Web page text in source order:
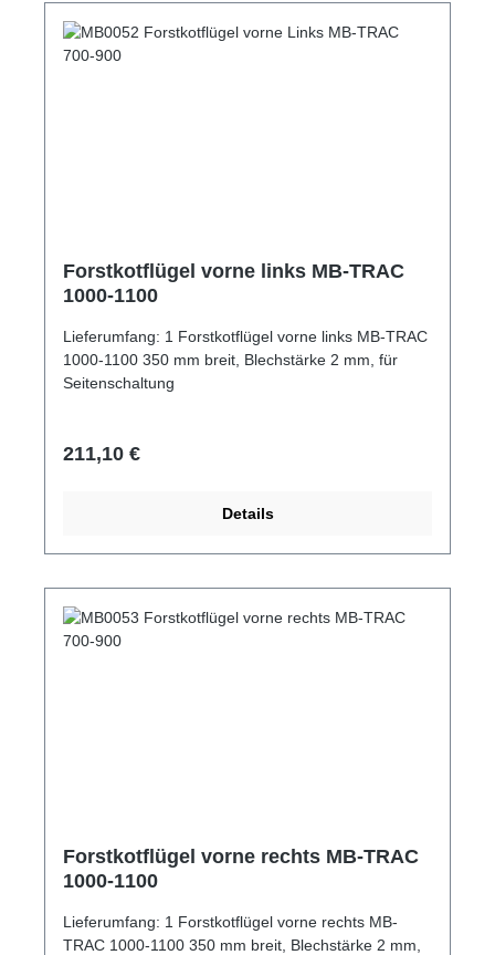
Forstkotflügel vorne links MB-TRAC
1000-1100
Lieferumfang: 1 Forstkotflügel vorne links MB-TRAC
1000-1100 350 mm breit, Blechstärke 2 mm, für
Seitenschaltung
Regulärer Preis:
211,10 €
Details
Forstkotflügel vorne rechts MB-TRAC
1000-1100
Lieferumfang: 1 Forstkotflügel vorne rechts MB-
TRAC 1000-1100 350 mm breit, Blechstärke 2 mm,